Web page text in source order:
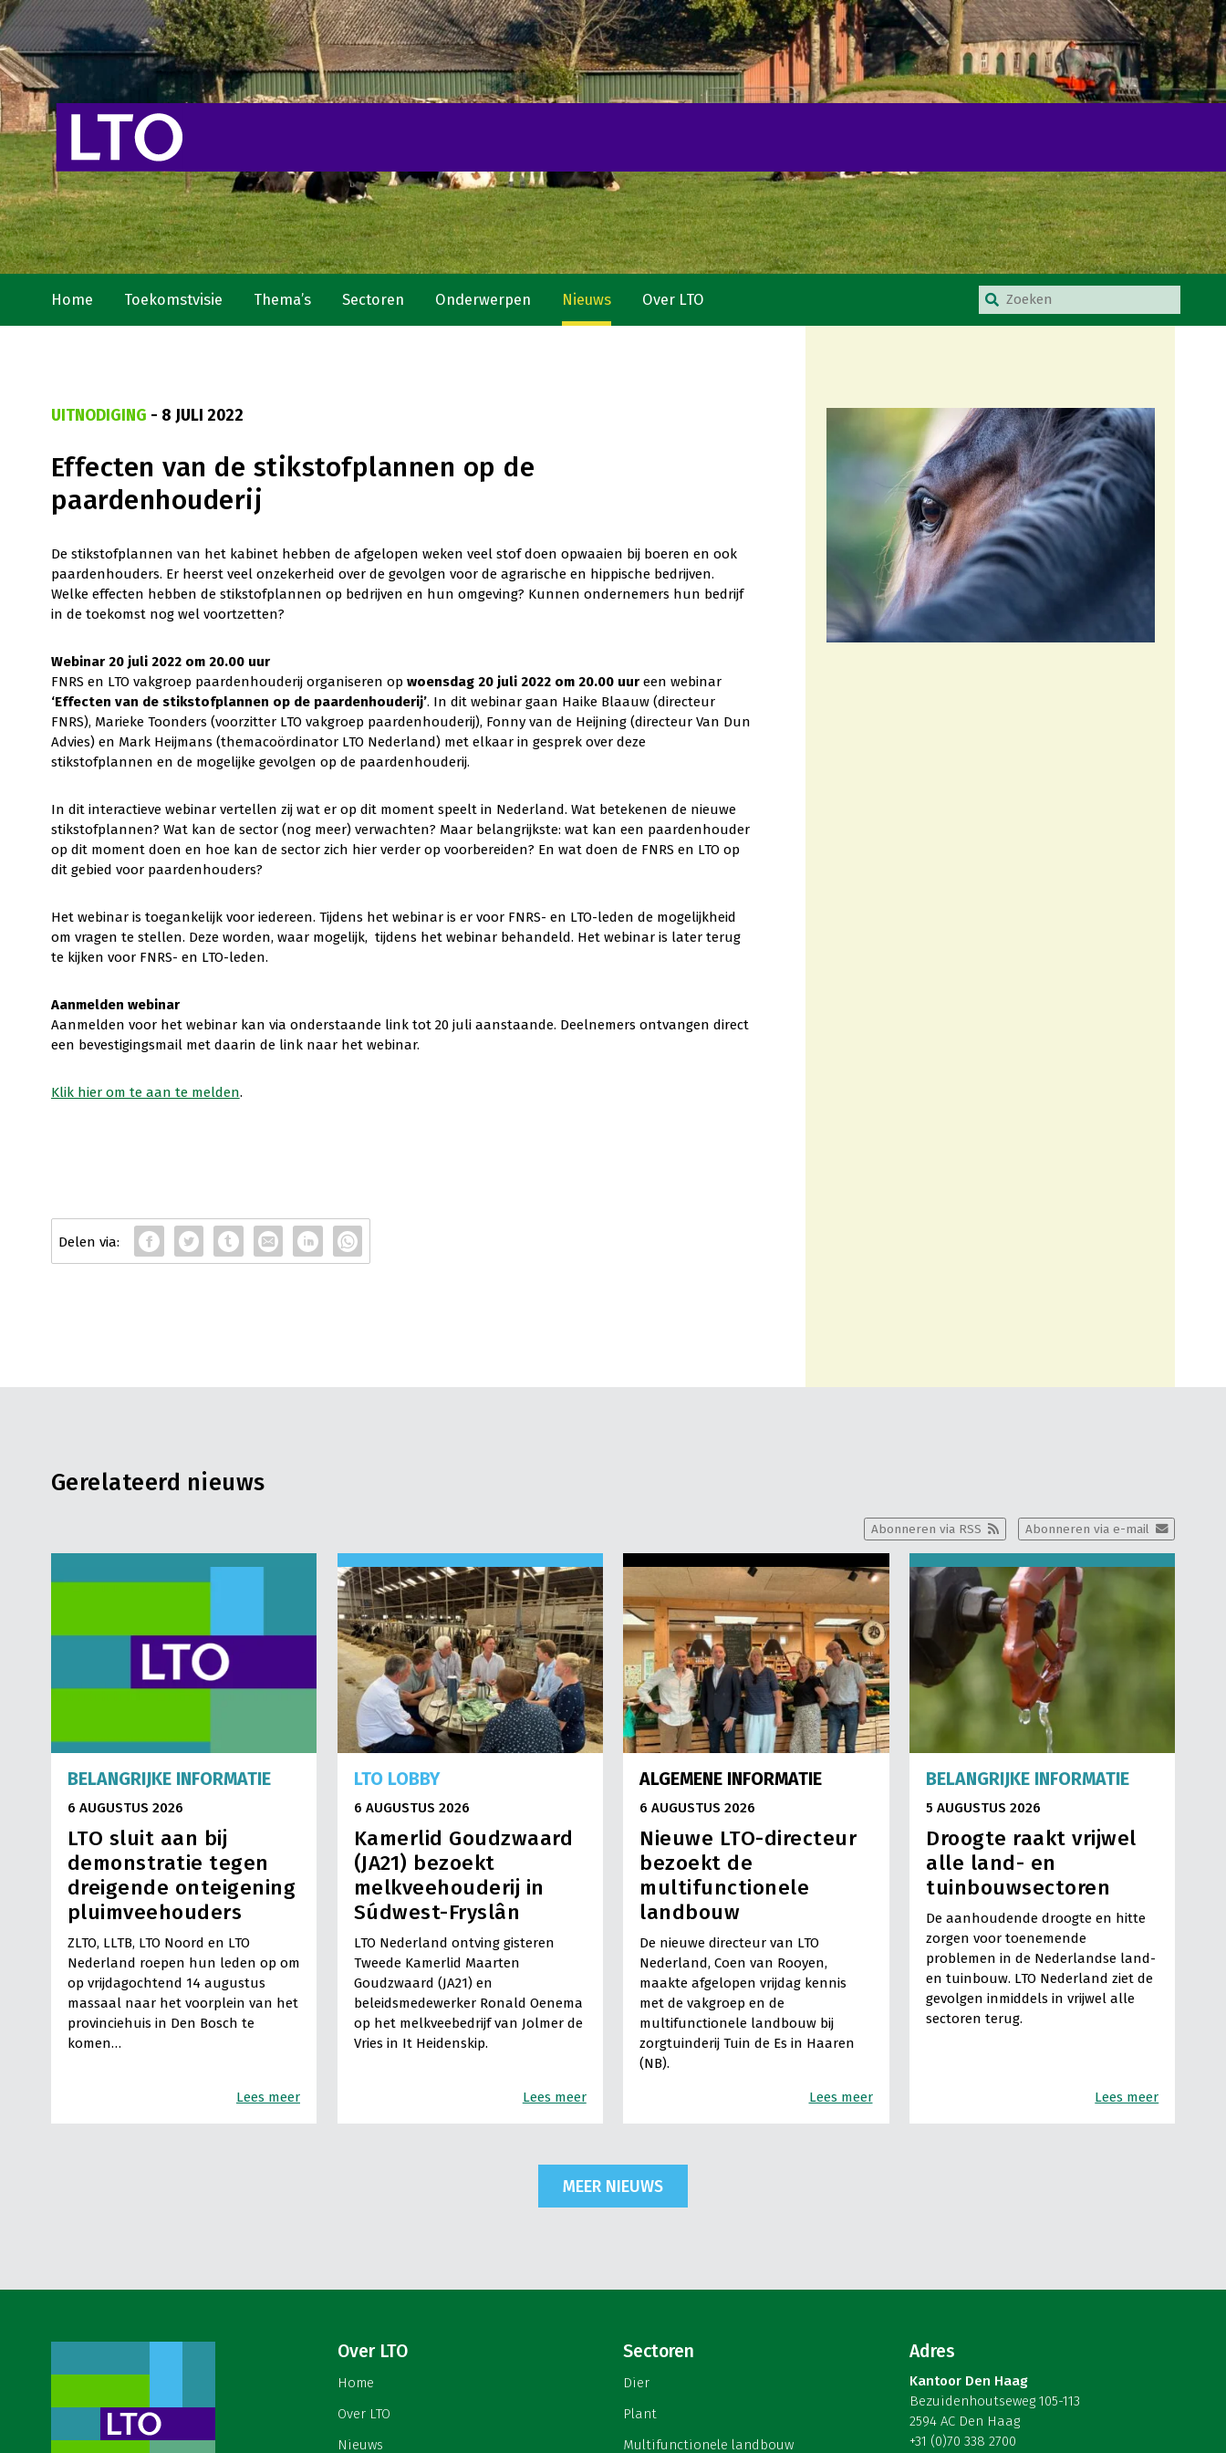
Home Toekomstvisie Thema’s Sectoren Onderwerpen Nieuws Over LTO
UITNODIGING - 8 JULI 2022
Effecten van de stikstofplannen op de
paardenhouderij
De stikstofplannen van het kabinet hebben de afgelopen weken veel stof doen opwaaien bij boeren en ook
paardenhouders. Er heerst veel onzekerheid over de gevolgen voor de agrarische en hippische bedrijven.
Welke effecten hebben de stikstofplannen op bedrijven en hun omgeving? Kunnen ondernemers hun bedrijf
in de toekomst nog wel voortzetten?
Webinar 20 juli 2022 om 20.00 uur
FNRS en LTO vakgroep paardenhouderij organiseren op woensdag 20 juli 2022 om 20.00 uureen webinar
‘Effecten van de stikstofplannen op de paardenhouderij’. In dit webinar gaan Haike Blaauw (directeur
FNRS), Marieke Toonders (voorzitter LTO vakgroep paardenhouderij), Fonny van de Heijning (directeur Van Dun
Advies) en Mark Heijmans (themacoördinator LTO Nederland) met elkaar in gesprek over deze
stikstofplannen en de mogelijke gevolgen op de paardenhouderij.
In dit interactieve webinar vertellen zij wat er op dit moment speelt in Nederland. Wat betekenen de nieuwe
stikstofplannen? Wat kan de sector (nog meer) verwachten? Maar belangrijkste: wat kan een paardenhouder
op dit moment doen en hoe kan de sector zich hier verder op voorbereiden? En wat doen de FNRS en LTO op
dit gebied voor paardenhouders?
Het webinar is toegankelijk voor iedereen. Tijdens het webinar is er voor FNRS- en LTO-leden de mogelijkheid
om vragen te stellen. Deze worden, waar mogelijk, tijdens het webinar behandeld. Het webinar is later terug
te kijken voor FNRS- en LTO-leden.
Aanmelden webinar
Aanmelden voor het webinar kan via onderstaande link tot 20 juli aanstaande. Deelnemers ontvangen direct
een bevestigingsmail met daarin de link naar het webinar.
Klik hier om te aan te melden.
Gerelateerd nieuws
Abonneren via e-mail
Abonneren via RSS
BELANGRIJKE INFORMATIE
6 AUGUSTUS 2026
LTO sluit aan bij
demonstratie tegen
dreigende onteigening
pluimveehouders
ZLTO, LLTB, LTO Noord en LTO
Nederland roepen hun leden op om
op vrijdagochtend 14 augustus
massaal naar het voorplein van het
provinciehuis in Den Bosch te
komen…
Lees meer
LTO LOBBY
6 AUGUSTUS 2026
Kamerlid Goudzwaard
(JA21) bezoekt
melkveehouderij in
Súdwest-Fryslân
LTO Nederland ontving gisteren
Tweede Kamerlid Maarten
Goudzwaard (JA21) en
beleidsmedewerker Ronald Oenema
op het melkveebedrijf van Jolmer de
Vries in It Heidenskip.
Lees meer
ALGEMENE INFORMATIE
6 AUGUSTUS 2026
Nieuwe LTO-directeur
bezoekt de
multifunctionele
landbouw
De nieuwe directeur van LTO
Nederland, Coen van Rooyen,
maakte afgelopen vrijdag kennis
met de vakgroep en de
multifunctionele landbouw bij
zorgtuinderij Tuin de Es in Haaren
(NB).
Lees meer
BELANGRIJKE INFORMATIE
5 AUGUSTUS 2026
Droogte raakt vrijwel
alle land- en
tuinbouwsectoren
De aanhoudende droogte en hitte
zorgen voor toenemende
problemen in de Nederlandse land-
en tuinbouw. LTO Nederland ziet de
gevolgen inmiddels in vrijwel alle
sectoren terug.
Lees meer
MEER NIEUWS
Over LTO
Home
Over LTO
Nieuws
Sectoren
Dier
Plant
Multifunctionele landbouw
Adres
Kantoor Den Haag
Bezuidenhoutseweg 105-113
2594 AC Den Haag
+31 (0)70 338 2700